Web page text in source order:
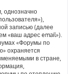
однозначно
записью (далее
«ваш адрес email»).
«Форумы по
охраняется
в стране,